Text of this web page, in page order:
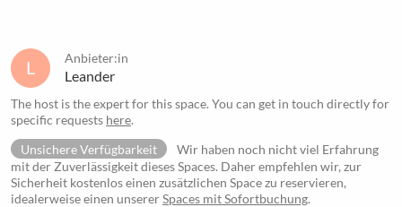
L Anbieter:in
Leander
The host is the expert for this space. You can get in touch directly for
specific requests here.
Unsichere Verfügbarkeit
Wir haben noch nicht viel Erfahrung
mit der Zuverlässigkeit dieses Spaces. Daher empfehlen wir, zur
Sicherheit kostenlos einen zusätzlichen Space zu reservieren,
idealerweise einen unsererSpaces mit Sofortbuchung.